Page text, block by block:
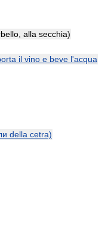
alla secchia)
il vino e beve l'acqua
della cetra)